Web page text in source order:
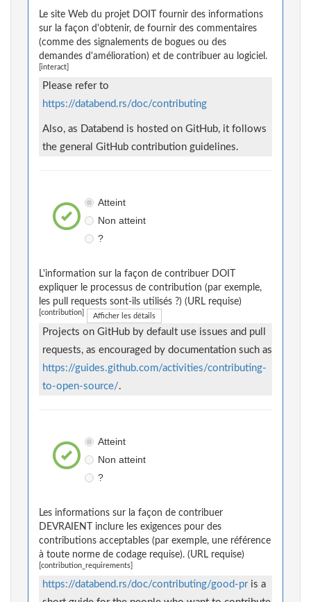
Le site Web du projet DOIT fournir des informations
sur la façon d'obtenir, de fournir des commentaires
(comme des signalements de bogues ou des
demandes d'amélioration) et de contribuer au logiciel.
[interact]
Please refer to
https://databend.rs/doc/contributing
Also, as Databend is hosted on GitHub, it follows
the general GitHub contribution guidelines.
Atteint
Non atteint
?
L'information sur la façon de contribuer DOIT
expliquer le processus de contribution (par exemple,
les pull requests sont-ils utilisés ?) (URL requise)
[contribution] Afficher les détails
Projects on GitHub by default use issues and pull
requests, as encouraged by documentation such as
https://guides.github.com/activities/contributing-
to-open-source/.
Atteint
Non atteint
?
Les informations sur la façon de contribuer
DEVRAIENT inclure les exigences pour des
contributions acceptables (par exemple, une référence
à toute norme de codage requise). (URL requise)
[contribution_requirements]
https://databend.rs/doc/contributing/good-pris a